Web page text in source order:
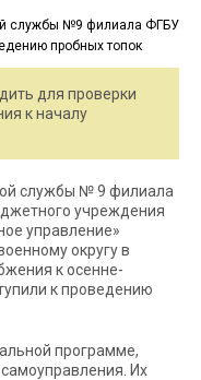
для проверки
к началу
службы № 9 филиала
учреждения
управление»
округу в
к осенне-
к проведению
программе,
Их